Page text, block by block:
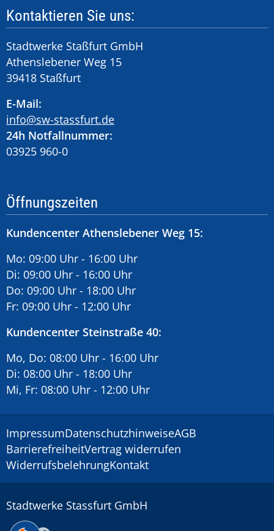
Kontaktieren Sie uns:
Stadtwerke Staßfurt GmbH
Athenslebener Weg 15
39418 Staßfurt
E-Mail:
info@sw-stassfurt.de
24h Notfallnummer:
03925 960-0
Öffnungszeiten
Kundencenter Athenslebener Weg 15:
Mo: 09:00 Uhr - 16:00 Uhr
Di: 09:00 Uhr - 16:00 Uhr
Do: 09:00 Uhr - 18:00 Uhr
Fr: 09:00 Uhr - 12:00 Uhr
Kundencenter Steinstraße 40:
Mo, Do: 08:00 Uhr - 16:00 Uhr
Di: 08:00 Uhr - 18:00 Uhr
Mi, Fr: 08:00 Uhr - 12:00 Uhr
ImpressumDatenschutzhinweiseAGB
BarrierefreiheitVertrag widerrufen
WiderrufsbelehrungKontakt
Stadtwerke Stassfurt GmbH